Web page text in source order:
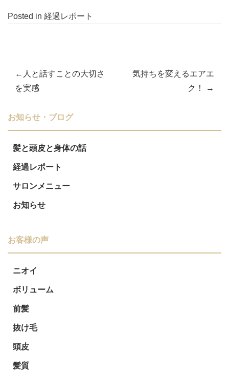
Posted in 経過レポート
投
稿
ナ
ビ
ー
ョ
人と話すことの大切さ
を実感
気持ちを変えるエアエ
ク！
お知らせ・ブログ
髪と頭皮と身体の話
経過レポート
サロンメニュー
お知らせ
お客様の声
ニオイ
ボリューム
前髪
抜け毛
頭皮
髪質